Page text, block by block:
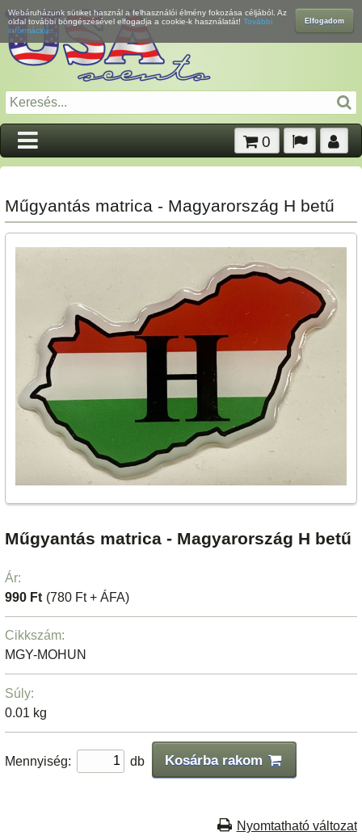
Elfogadom
Webáruházunk sütiket használ a felhasználói élmény fokozása céljából. Az
oldal további böngészésével elfogadja a cookie-k használatát! További
információk...
0
Műgyantás matrica - Magyarország H betű
Műgyantás matrica - Magyarország H betű
Ár:
990 Ft (780 Ft + ÁFA)
Cikkszám:
MGY-MOHUN
Súly:
0.01 kg
Mennyiség: db Kosárba rakom
Nyomtatható változat